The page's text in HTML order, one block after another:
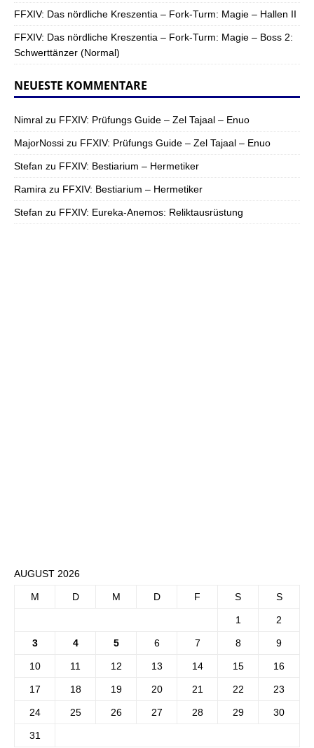
FFXIV: Das nördliche Kreszentia – Fork-Turm: Magie – Hallen II
FFXIV: Das nördliche Kreszentia – Fork-Turm: Magie – Boss 2:
Schwerttänzer (Normal)
NEUESTE KOMMENTARE
Nimral zu FFXIV: Prüfungs Guide – Zel Tajaal – Enuo
MajorNossi zu FFXIV: Prüfungs Guide – Zel Tajaal – Enuo
Stefan zu FFXIV: Bestiarium – Hermetiker
Ramira zu FFXIV: Bestiarium – Hermetiker
Stefan zu FFXIV: Eureka-Anemos: Reliktausrüstung
AUGUST 2026
M D M D F S S
1 2
3 4 5 6 7 8 9
10 11 12 13 14 15 16
17 18 19 20 21 22 23
24 25 26 27 28 29 30
31